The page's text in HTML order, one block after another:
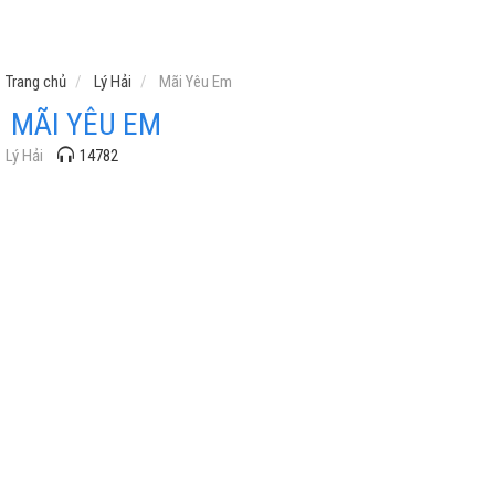
Trang chủ Lý Hải Mãi Yêu Em
MÃI YÊU EM
Lý Hải 14782